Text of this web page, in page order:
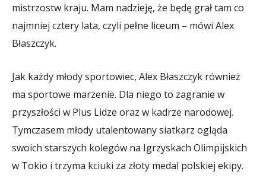
mistrzostw kraju. Mam nadzieję, że będę grał tam co
najmniej cztery lata, czyli pełne liceum – mówi Alex
Błaszczyk.
Jak każdy młody sportowiec, Alex Błaszczyk również
ma sportowe marzenie. Dla niego to zagranie w
przyszłości w Plus Lidze oraz w kadrze narodowej.
Tymczasem młody utalentowany siatkarz ogląda
swoich starszych kolegów na Igrzyskach Olimpijskich
w Tokio i trzyma kciuki za złoty medal polskiej ekipy.